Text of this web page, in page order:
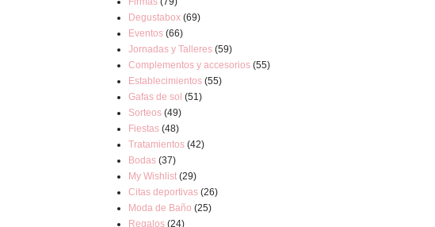
Degustabox (69)
Eventos (66)
Jornadas y Talleres (59)
Complementos y accesorios (55)
Establecimientos (55)
Gafas de sol (51)
Sorteos (49)
Fiestas (48)
Tratamientos (42)
Bodas (37)
My Wishlist (29)
Citas deportivas (26)
Moda de Baño (25)
Regalos (24)